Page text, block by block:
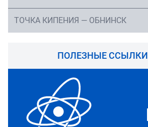
ТОЧКА КИПЕНИЯ — ОБНИНСК
ПОЛЕЗНЫЕ ССЫЛКИ